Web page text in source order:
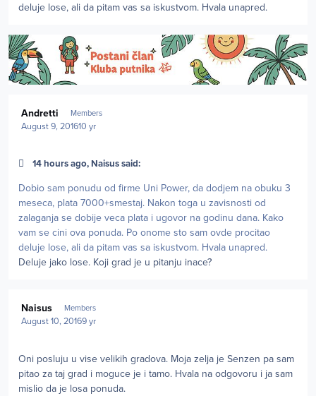
deluje lose, ali da pitam vas sa iskustvom. Hvala unapred.
Andretti Members
August 9, 201610 yr
14 hours ago, Naisus said:
Dobio sam ponudu od firme Uni Power, da dodjem na obuku 3
meseca, plata 7000+smestaj. Nakon toga u zavisnosti od
zalaganja se dobije veca plata i ugovor na godinu dana. Kako
vam se cini ova ponuda. Po onome sto sam ovde procitao
deluje lose, ali da pitam vas sa iskustvom. Hvala unapred.
Deluje jako lose. Koji grad je u pitanju inace?
Naisus Members
August 10, 20169 yr
Oni posluju u vise velikih gradova. Moja zelja je Senzen pa sam
pitao za taj grad i moguce je i tamo. Hvala na odgovoru i ja sam
mislio da je losa ponuda.